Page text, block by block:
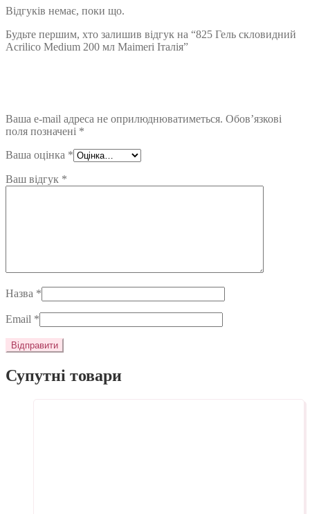
Відгуків немає, поки що.
Будьте першим, хто залишив відгук на “825 Гель скловидний
Acrilico Medium 200 мл Maimeri Італія”
Ваша e-mail адреса не оприлюднюватиметься. Обов’язкові
поля позначені *
Ваша оцінка *
Ваш відгук *
Назва *
Email *
Супутні товари